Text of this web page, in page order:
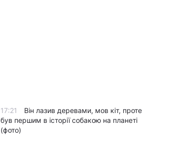
17:21
Він лазив деревами, мов кіт, проте
був першим в історії собакою на планеті
(фото)